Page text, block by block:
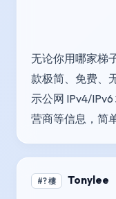
无论你用哪家梯
款极简、免费、
示公网 IPv4/
营商等信息，简
#? 樓 Tonylee